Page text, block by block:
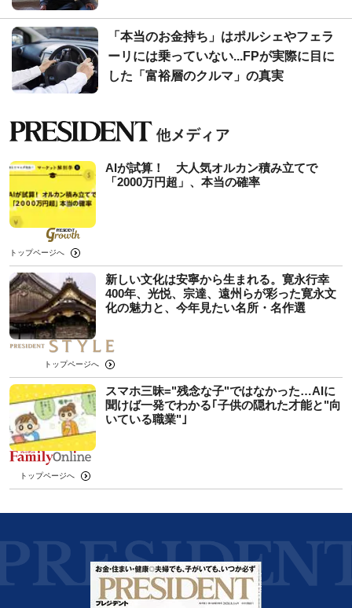
「本当のお金持ち」はポルシェやフェラ
ーリには乗っていない...FPが実際に目に
した「富裕層のクルマ」の真実
AIが試算！ 大人気オルカン積み立てで
「2000万円超」、本当の確率
トップページへ
新しい文化は安寧から生まれる。寛永行幸
400年、光悦、宗達、遠州らが彩った寛永文
化の魅力と、今年見たい名所・名作選
トップページへ
スマホ三昧="残念な子"ではなかった…AIに
聞けば一発でわかる｢子供の隠れた才能と"向
いている職業"｣
トップページへ